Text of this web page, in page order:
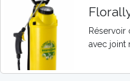
Réservoir
avec joint